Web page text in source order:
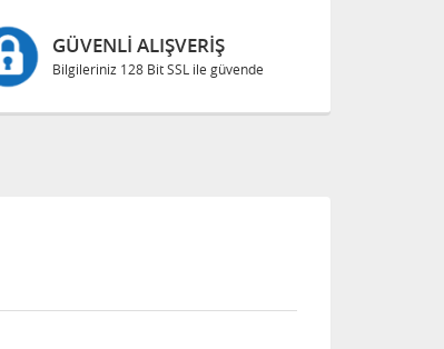
GÜVENLI ALIŞVERIŞ
Bilgileriniz 128 Bit SSL ile güvende